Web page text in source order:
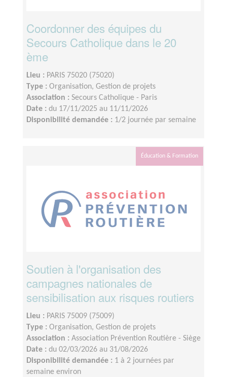
Coordonner des équipes du
Secours Catholique dans le 20
ème
Lieu : PARIS 75020 (75020)
Type : Organisation, Gestion de projets
Association : Secours Catholique - Paris
Date : du 17/11/2025 au 11/11/2026
Disponibilité demandée : 1/2 journée par semaine
Éducation & Formation
Soutien à l'organisation des
campagnes nationales de
sensibilisation aux risques routiers
Lieu : PARIS 75009 (75009)
Type : Organisation, Gestion de projets
Association : Association Prévention Routière - Siège
Date : du 02/03/2026 au 31/08/2026
Disponibilité demandée : 1 à 2 journées par
semaine environ